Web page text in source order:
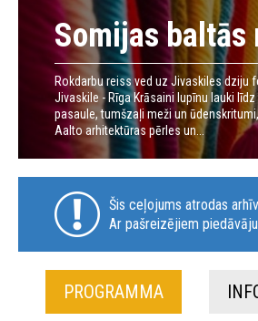
Somijas baltās
Rokdarbu reiss ved uz Jivaskiles dziju
Jivaskile - Rīga Krāsaini lupīnu lauki
pasaule, tumšzaļi meži un
Aalto arhitektūras pērles un...
Šis ceļojums atrodas
Ar pašreizējiem
PROGRAMMA